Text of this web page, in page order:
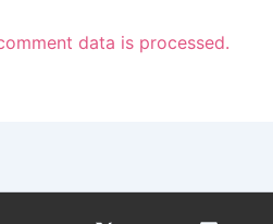
data is processed.